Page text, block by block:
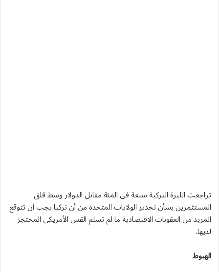
تراجعت الليرة التركية سبعة في المئة مقابل الدولار وسط قلق
المستثمرين بشأن تحذير الولايات المتحدة من أن تركيا يجب أن تتوقع
المزيد من العقوبات الاقتصادية ما لم تسلم القس الأمريكي المحتجز
لديها.
الهبوط